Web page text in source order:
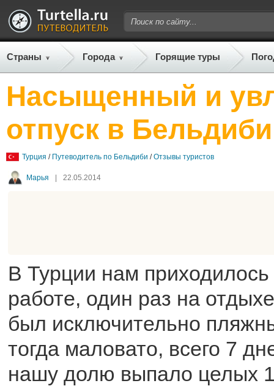
Страны Города Горящие туры
Насыщенный и
отпуск в Бельдиби
Турция / Путеводитель по Бельдиби /Отзывы туристов
Марья | 22.05.2014
В Турции нам
работе, один раз на
был исключительно
тогда маловато, всего 7
нашу долю выпало целых